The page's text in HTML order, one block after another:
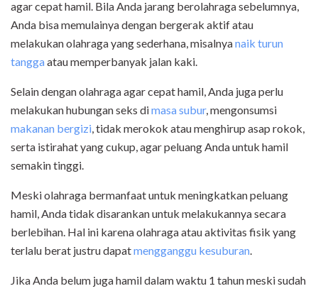
agar cepat hamil. Bila Anda jarang berolahraga sebelumnya,
Anda bisa memulainya dengan bergerak aktif atau
melakukan olahraga yang sederhana, misalnyanaik turun
tanggaatau memperbanyak jalan kaki.
Selain dengan olahraga agar cepat hamil, Anda juga perlu
melakukan hubungan seks dimasa subur, mengonsumsi
makanan bergizi, tidak merokok atau menghirup asap rokok,
serta istirahat yang cukup, agar peluang Anda untuk hamil
semakin tinggi.
Meski olahraga bermanfaat untuk meningkatkan peluang
hamil, Anda tidak disarankan untuk melakukannya secara
berlebihan. Hal ini karena olahraga atau aktivitas fisik yang
terlalu berat justru dapatmengganggu kesuburan.
Jika Anda belum juga hamil dalam waktu 1 tahun meski sudah